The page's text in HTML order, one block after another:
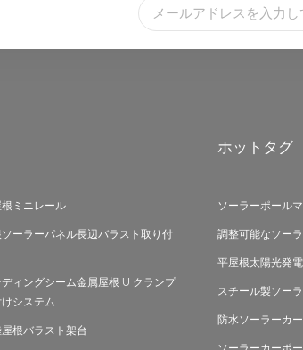
ミニレール
ーラーパネル長辺バラスト取り付
ディングシーム金属屋根 U クランプ
システム
根バラスト架台
ホットタグ
ソーラーポール
調整可能なソー
平屋根太陽光発
スチール製ソー
防水ソーラーカ